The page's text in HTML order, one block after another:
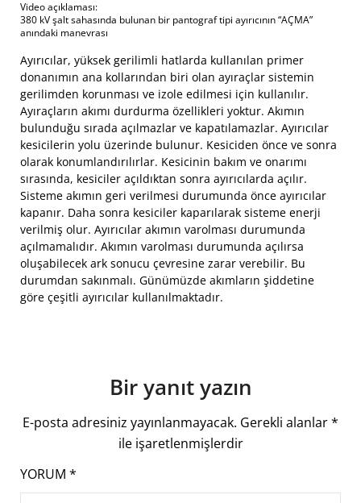
Video açıklaması:
380 kV şalt sahasında bulunan bir pantograf tipi ayırıcının “AÇMA”
anındaki manevrası
Ayırıcılar, yüksek gerilimli hatlarda kullanılan primer
donanımın ana kollarından biri olan ayıraçlar sistemin
gerilimden korunması ve izole edilmesi için kullanılır.
Ayıraçların akımı durdurma özellikleri yoktur. Akımın
bulunduğu sırada açılmazlar ve kapatılamazlar. Ayırıcılar
kesicilerin yolu üzerinde bulunur. Kesiciden önce ve sonra
olarak konumlandırılırlar. Kesicinin bakım ve onarımı
sırasında, kesiciler açıldıktan sonra ayırıcılarda açılır.
Sisteme akımın geri verilmesi durumunda önce ayırıcılar
kapanır. Daha sonra kesiciler kaparılarak sisteme enerji
verilmiş olur. Ayırıcılar akımın varolması durumunda
açılmamalıdır. Akımın varolması durumunda açılırsa
oluşabilecek ark sonucu çevresine zarar verebilir. Bu
durumdan sakınmalı. Günümüzde akımların şiddetine
göre çeşitli ayırıcılar kullanılmaktadır.
Bir yanıt yazın
E-posta adresiniz yayınlanmayacak. Gerekli alanlar*
ile işaretlenmişlerdir
YORUM *